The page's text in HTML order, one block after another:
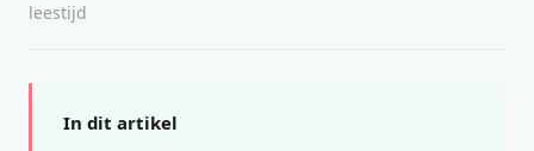
leestijd
In dit artikel